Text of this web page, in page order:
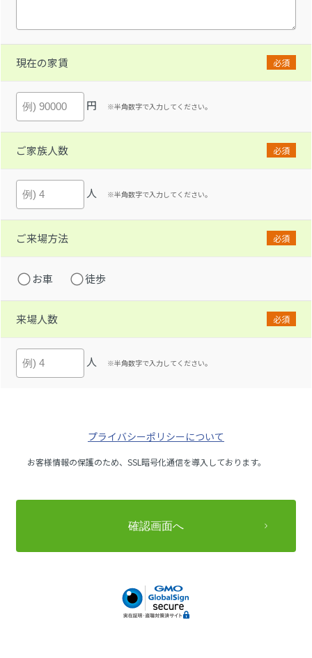
現在の家賃 必須
円 ※半角数字で入力してください。
ご家族人数 必須
人 ※半角数字で入力してください。
ご来場方法 必須
お車 徒歩
来場人数 必須
人 ※半角数字で入力してください。
プライバシーポリシーについて
お客様情報の保護のため、SSL暗号化通信を導入しております。